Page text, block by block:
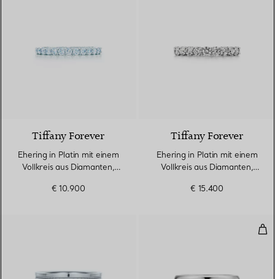
Tiffany Forever
Ehering in Platin mit einem
Vollkreis aus Diamanten,
€ 10.900
Tiffany Forever
Ehering in Platin mit einem
Vollkreis aus Diamanten,
€ 15.400